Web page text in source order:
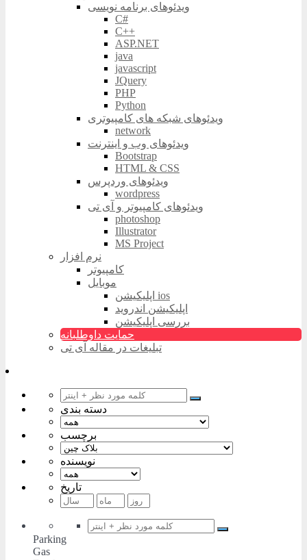
ویدئوهای برنامه نویسی
C#
C++
ASP.NET
java
javascript
JQuery
PHP
Python
ویدئوهای شبکه های کامپیوتری
network
ویدئوهای وب و اینترنت
Bootstrap
HTML & CSS
ویدئوهای وردپرس
wordpress
ویدئوهای کامپیوتر و آی تی
photoshop
Illustrator
MS Project
نرم افزار
کامپیوتر
موبایل
اپلیکیشن ios
اپلیکیشن اندروید
بررسی اپلیکیشن
حمایت داوطلبانه
تبلیغات در مقاله آی تی
دسته بندی
برچسب
نویسنده
تاریخ
Parking
Gas